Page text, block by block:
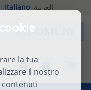
la tua
il nostro
Italiano العربية